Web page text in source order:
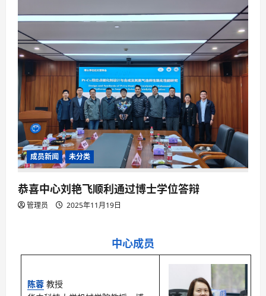
成员新闻 未分类
恭喜中心刘艳飞顺利通过博士学位答辩
管理员 2025年11月19日
中心成员
陈蓉 教授